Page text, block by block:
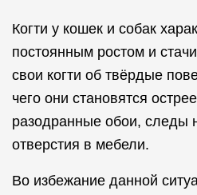
Когти у кошек и собак
постоянным ростом и
свои когти об твёрдые
чего они становятся
разодранные обои, следы
отверстия в мебели.
Во избежание данной